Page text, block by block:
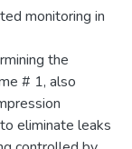
monitoring in
the
# 1, also
eliminate leaks